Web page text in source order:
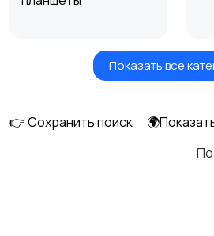
КомпьютернаяПоказать все
👉 Сохранить поиск